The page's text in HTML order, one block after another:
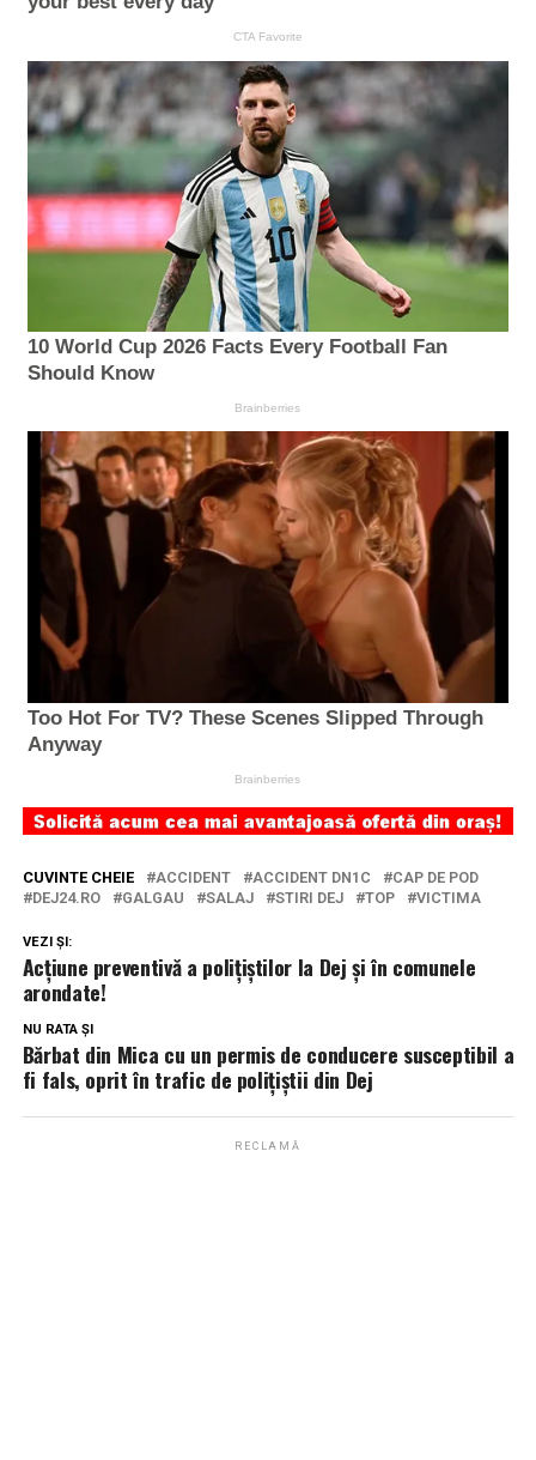
CUVINTE CHEIE ACCIDENT ACCIDENT DN1C
CAP DE POD
DEJ24.RO
GALGAU SALAJ STIRI DEJ TOP VICTIMA
VEZI ȘI:
Acțiune preventivă a polițiștilor la Dej și în comunele
arondate!
NU RATA ȘI
Bărbat din Mica cu un permis de conducere susceptibil a
fi fals, oprit în trafic de polițiștii din Dej
RECLAMĂ